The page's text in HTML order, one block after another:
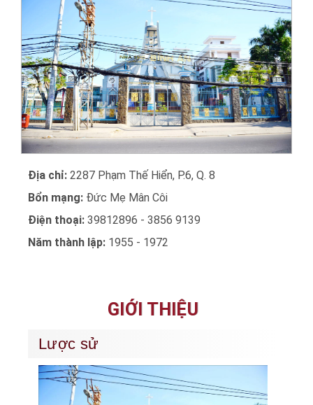
Địa chỉ: 2287 Phạm Thế Hiển, P.6, Q. 8
Bổn mạng: Đức Mẹ Mân Côi
Điện thoại: 39812896 - 3856 9139
Năm thành lập: 1955 - 1972
GIỚI THIỆU
Lược sử